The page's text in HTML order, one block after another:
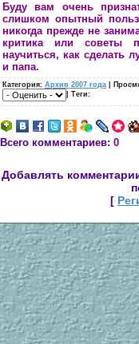
Буду вам очень
слишком опытный
никогда прежде не
критика или советы
научиться, как сделать
и папа.
Категория: Архив 2007 года |
| Теги:
Всего комментариев: 0
Добавлять
[